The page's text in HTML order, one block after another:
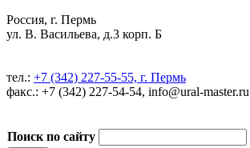
Россия, г. Пермь
ул. В. Васильева, д.3 корп. Б
тел.: +7 (342) 227-55-55, г. Пермь
факс.: +7 (342) 227-54-54, info@ural-master.ru
Поиск по сайту